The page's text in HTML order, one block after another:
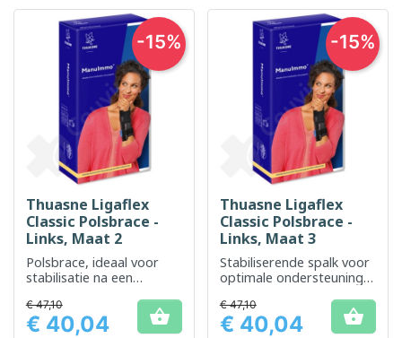
Thuasne Ligaflex
Classic Polsbrace -
Links, Maat 2
Polsbrace, ideaal voor
stabilisatie na een
gewrichtspijn
Prijs
€ 47,10
€ 40,04 
-15%
Thuasne Ligaflex
Classic Polsbrace -
Links, Maat 3
Stabiliserende spalk voor
optimale ondersteuning
Prijs
€ 47,10
€ 40,04 
-15%